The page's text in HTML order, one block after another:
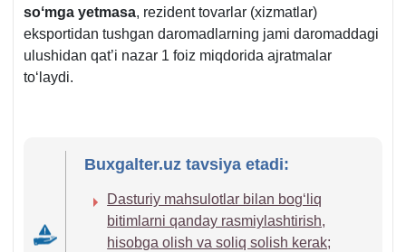
soʻmga yetmasa, rezident tovarlar (хizmatlar)
eksportidan tushgan daromadlarning jami daromaddagi
ulushidan qat’i nazar 1 foiz miqdorida ajratmalar
toʻlaydi.
Buxgalter.uz tavsiya etadi:
Dasturiy mahsulotlar bilan bogʻliq
bitimlarni qanday rasmiylashtirish,
hisobga olish va soliq solish kerak;